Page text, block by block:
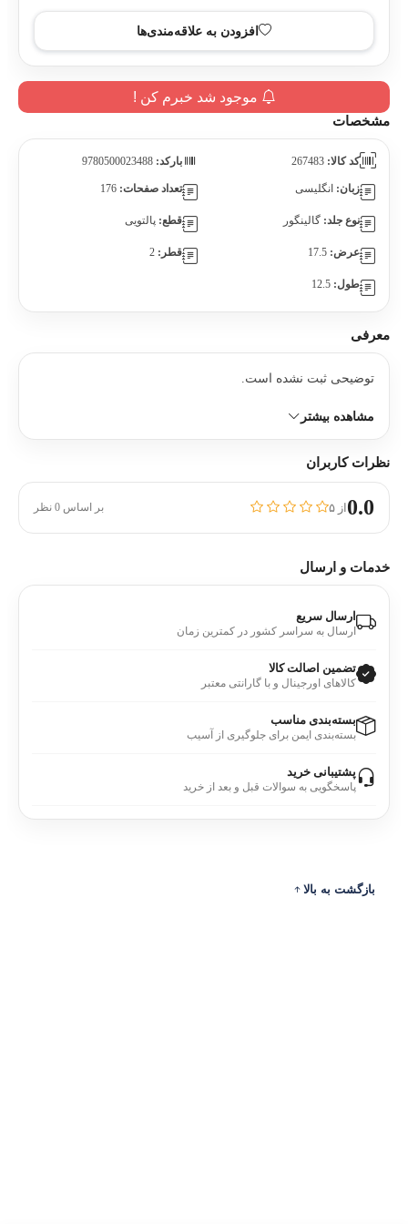
افزودن به علاقه‌مندی‌ها
موجود شد خبرم کن !
مشخصات
کد کالا: بارکد:
زبان: انگلیسی تعداد صفحات: 176
نوع جلد: گالینگور قطع: پالتویی
عرض: 17.5 قطر: 2
طول: 12.5
معرفی
توضیحی ثبت نشده است.
مشاهده بیشتر
نظرات کاربران
0.0از ۵ بر اساس 0 نظر
خدمات و ارسال
ارسال سریع
ارسال به سراسر کشور در کمترین زمان
تضمین اصالت کالا
کالاهای اورجینال و با گارانتی معتبر
بسته‌بندی مناسب
بسته‌بندی ایمن برای جلوگیری از آسیب
پشتیبانی خرید
پاسخگویی به سوالات قبل و بعد از خرید
بازگشت به بالا